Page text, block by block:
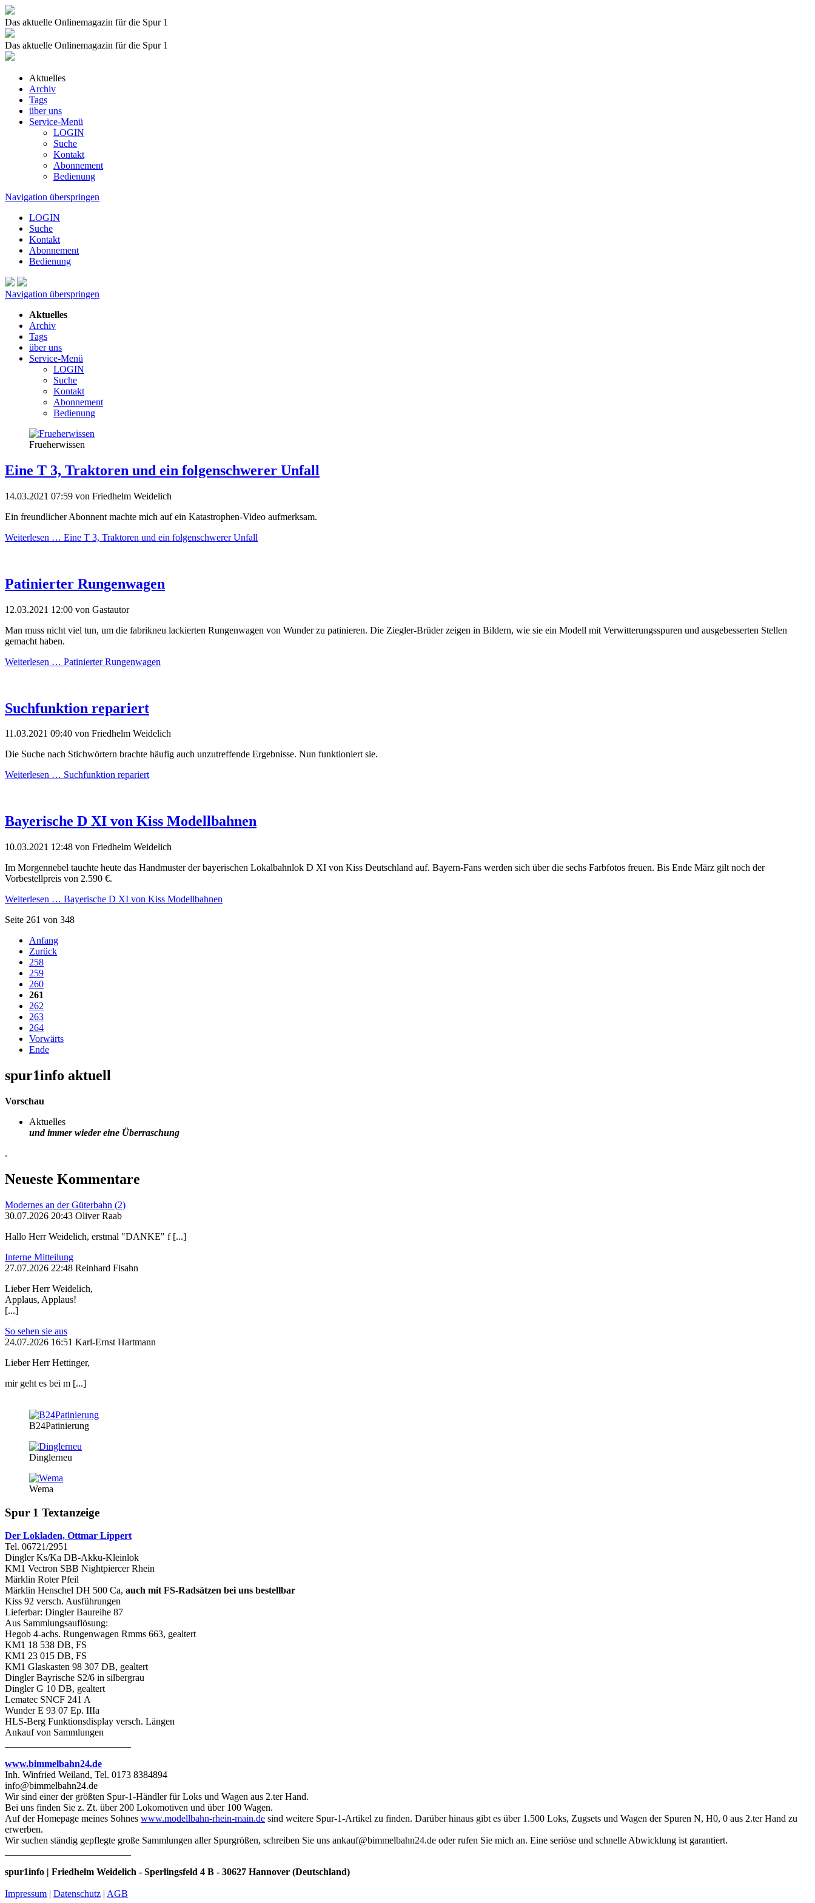
Das aktuelle Onlinemagazin für die Spur 1
Das aktuelle Onlinemagazin für die Spur 1
Aktuelles
Archiv
Tags
über uns
Service-Menü
LOGIN
Suche
Kontakt
Abonnement
Bedienung
Navigation überspringen
LOGIN
Suche
Kontakt
Abonnement
Bedienung
Navigation überspringen
Aktuelles
Archiv
Tags
über uns
Service-Menü
LOGIN
Suche
Kontakt
Abonnement
Bedienung
Frueherwissen
Eine T 3, Traktoren und ein folgenschwerer Unfall
14.03.2021 07:59 von Friedhelm Weidelich
Ein freundlicher Abonnent machte mich auf ein Katastrophen-Video aufmerksam.
Weiterlesen … Eine T 3, Traktoren und ein folgenschwerer Unfall
Patinierter Rungenwagen
12.03.2021 12:00 von Gastautor
Man muss nicht viel tun, um die fabrikneu lackierten Rungenwagen von Wunder zu patinieren. Die Ziegler-Brüder zeigen in Bildern, wie sie ein Modell mit Verwitterungsspuren und ausgebesserten Stellen
gemacht haben.
Weiterlesen … Patinierter Rungenwagen
Suchfunktion repariert
11.03.2021 09:40 von Friedhelm Weidelich
Die Suche nach Stichwörtern brachte häufig auch unzutreffende Ergebnisse. Nun funktioniert sie.
Weiterlesen … Suchfunktion repariert
Bayerische D XI von Kiss Modellbahnen
10.03.2021 12:48 von Friedhelm Weidelich
Im Morgennebel tauchte heute das Handmuster der bayerischen Lokalbahnlok D XI von Kiss Deutschland auf. Bayern-Fans werden sich über die sechs Farbfotos freuen. Bis Ende März gilt noch der
Vorbestellpreis von 2.590 €.
Weiterlesen … Bayerische D XI von Kiss Modellbahnen
Seite 261 von 348
Anfang
Zurück
258
259
260
261
262
263
264
Vorwärts
Ende
spur1info aktuell
Vorschau
Aktuelles
und immer wieder eine Überraschung
.
Neueste Kommentare
Modernes an der Güterbahn (2)
30.07.2026 20:43 Oliver Raab
Hallo Herr Weidelich, erstmal "DANKE" f [...]
Interne Mitteilung
27.07.2026 22:48 Reinhard Fisahn
Lieber Herr Weidelich,
Applaus, Applaus!
[...]
So sehen sie aus
24.07.2026 16:51 Karl-Ernst Hartmann
Lieber Herr Hettinger,
mir geht es bei m [...]
B24Patinierung
Dinglerneu
Wema
Spur 1 Textanzeige
Der Lokladen, Ottmar Lippert
Tel. 06721/2951
Dingler Ks/Ka DB-Akku-Kleinlok
KM1 Vectron SBB Nightpiercer Rhein
Märklin Roter Pfeil
Märklin Henschel DH 500 Ca, auch mit FS-Radsätzen bei uns bestellbar
Kiss 92 versch. Ausführungen
Lieferbar: Dingler Baureihe 87
Aus Sammlungsauflösung:
Hegob 4-achs. Rungenwagen Rmms 663, gealtert
KM1 18 538 DB, FS
KM1 23 015 DB, FS
KM1 Glaskasten 98 307 DB, gealtert
Dingler Bayrische S2/6 in silbergrau
Dingler G 10 DB, gealtert
Lematec SNCF 241 A
Wunder E 93 07 Ep. IIIa
HLS-Berg Funktionsdisplay versch. Längen
Ankauf von Sammlungen
www.bimmelbahn24.de
Inh. Winfried Weiland, Tel. 0173 8384894
info@bimmelbahn24.de
Wir sind einer der größten Spur-1-Händler für Loks und Wagen aus 2.ter Hand.
Bei uns finden Sie z. Zt. über 200 Lokomotiven und über 100 Wagen.
Auf der Homepage meines Sohnes www.modellbahn-rhein-main.de sind weitere Spur-1-Artikel zu finden. Darüber hinaus gibt es über 1.500 Loks, Zugsets und Wagen der Spuren N, H0, 0 aus 2.ter Hand zu
erwerben.
Wir suchen ständig gepflegte große Sammlungen aller Spurgrößen, schreiben Sie uns ankauf@bimmelbahn24.de oder rufen Sie mich an. Eine seriöse und schnelle Abwicklung ist garantiert.
spur1info | Friedhelm Weidelich - Sperlingsfeld 4 B - 30627 Hannover (Deutschland)
Impressum | Datenschutz | AGB